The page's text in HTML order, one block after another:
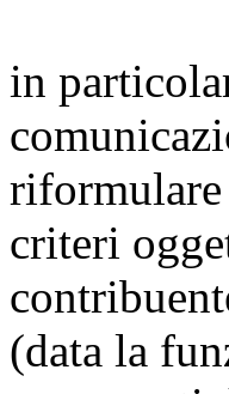
in
riformulare
criteri
(data la